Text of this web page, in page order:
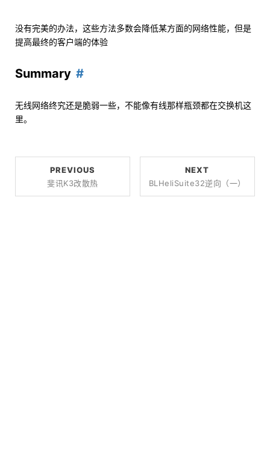
没有完美的办法，这些方法多数会降低某方面的网络性能，但是
提高最终的客户端的体验
Summary
无线网络终究还是脆弱一些，不能像有线那样瓶颈都在交换机这
里。
PREVIOUS
斐讯K3改散热
NEXT
BLHeliSuite32逆向（一）